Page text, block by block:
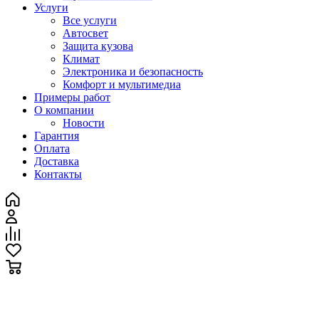
Услуги
Все услуги
Автосвет
Защита кузова
Климат
Электроника и безопасность
Комфорт и мультимедиа
Примеры работ
О компании
Новости
Гарантия
Оплата
Доставка
Контакты